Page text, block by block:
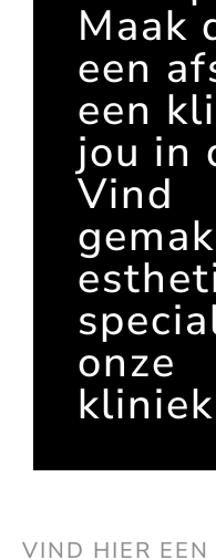
Maak
een
een
jou in
Vind
onze
VIND HIER EEN